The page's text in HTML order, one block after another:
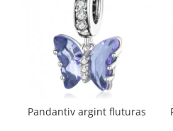
Pandantiv argint fluturas